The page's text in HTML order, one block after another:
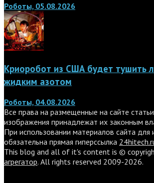
Роботы, 05.08.2026
Криоробот из США будет тушить
жидким азотом
Роботы, 04.08.2026
Все права на размещенные на сайте
изображения принадлежат их законным
При использовании материалов сайта для
обязательна прямая гиперссылка
This blog and all of it's content is ©
агрегатор. All rights reserved 2009-2026.